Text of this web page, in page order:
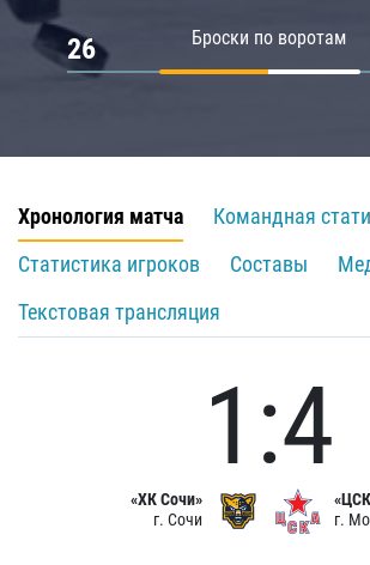
Броски по воротам
26
Хронология матча
Командная
Статистика игроков
Составы
Текстовая трансляция
«ХК Сочи»
г. Сочи
1:4
г.